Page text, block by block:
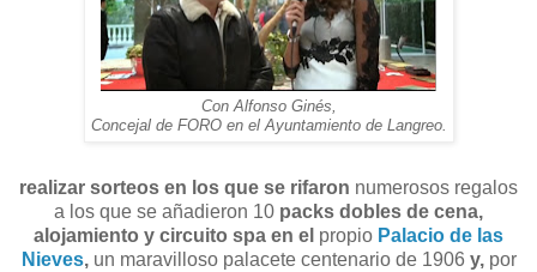
Con Alfonso Ginés,
Concejal de FORO en el Ayuntamiento de Langreo.
realizar sorteos en los que se rifaron numerosos regalos
a los que se añadieron 10 packs dobles de cena,
alojamiento y circuito spa en el propio Palacio de las
Nieves,un maravilloso palacete centenario de 1906 y, por